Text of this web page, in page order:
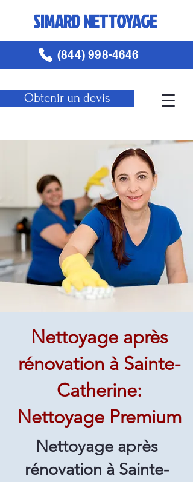
SIMARD NETTOYAGE
Obtenir un devis
(844) 998-4646
Nettoyage après
rénovation à Sainte-
Catherine:
Nettoyage Premium
Nettoyage après
rénovation à Sainte-